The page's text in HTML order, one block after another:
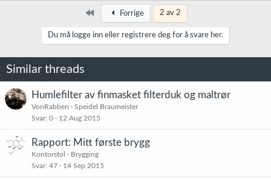
Først Forrige 2 av 2
Du må logge inn eller registrere deg for å svare her.
Similar threads
Humlefilter av finmasket filterduk og maltrør
VonRabben
Speidel Braumeister
Svar 0 12 Aug 2015
Rapport: Mitt første brygg
Kontorstol
Brygging
Svar 47 14 Sep 2015